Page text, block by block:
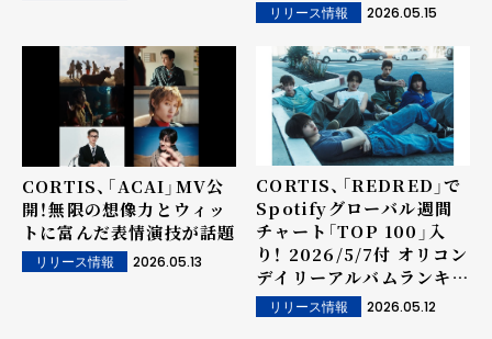
リリース情報 2026.05.15
CORTIS、「ACAI」MV公
開！無限の想像力とウィッ
トに富んだ表情演技が話題
リリース情報 2026.05.13
CORTIS、「REDRED」で
Spotifyグローバル週間
チャート「TOP 100」入
り！ 2026/5/7付 オリコン
デイリーアルバムランキン
グ初登場1位も達成！
リリース情報 2026.05.12